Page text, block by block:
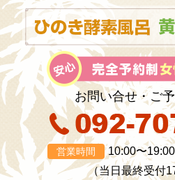
お問い合せ・ご
営業時間 10:00〜19:00
（当日最終受付